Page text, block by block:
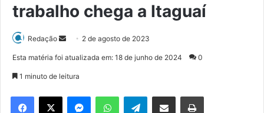
trabalho chega a Itaguaí
Redação
d
e
2 de agosto de 2023
Esta matéria foi atualizada em: 18 de junho de 2024 0
1 minuto de leitura
Telegram